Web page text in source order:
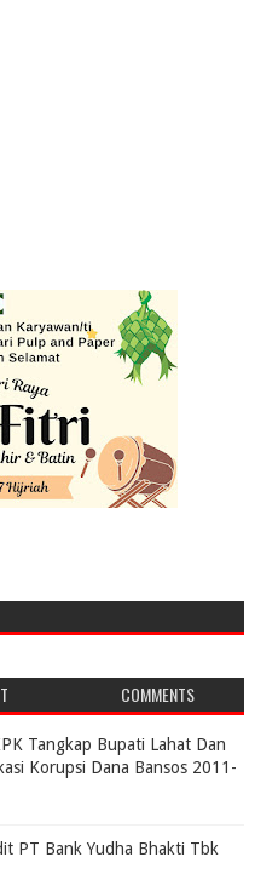
COMMENTS
Tangkap Bupati Lahat Dan
Korupsi Dana Bansos 2011-
PT Bank Yudha Bhakti Tbk